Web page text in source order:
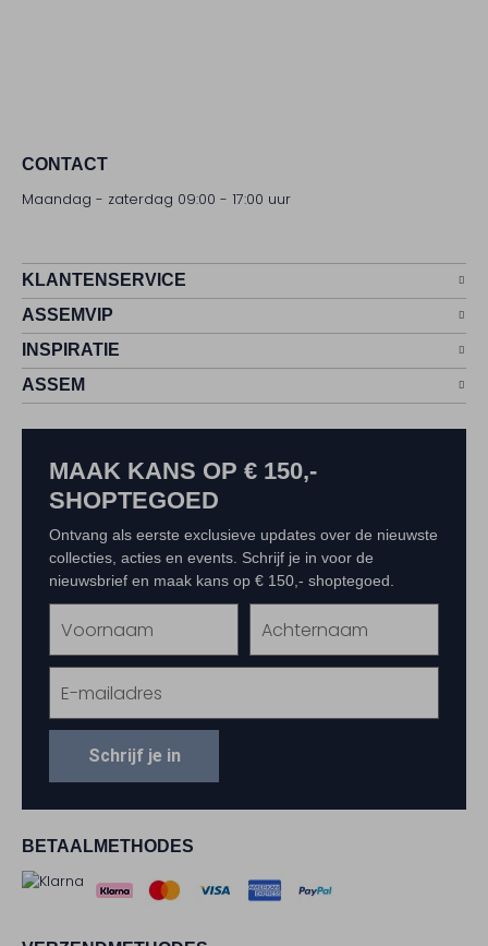
CONTACT
Maandag - zaterdag 09:00 - 17:00 uur
KLANTENSERVICE
ASSEMVIP
INSPIRATIE
ASSEM
BETAALMETHODES
MAAK KANS OP € 150,-
SHOPTEGOED
Ontvang als eerste exclusieve updates over de nieuwste
collecties, acties en events. Schrijf je in voor de
nieuwsbrief en maak kans op € 150,- shoptegoed.
Schrijf je in